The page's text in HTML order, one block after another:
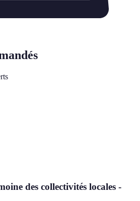
des collectivités locales -